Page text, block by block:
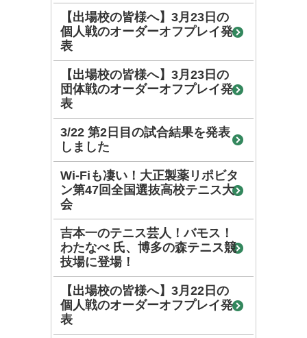
【出場校の皆様へ】3月23日の
個人戦のオーダーオフプレイ発
表
【出場校の皆様へ】3月23日の
団体戦のオーダーオフプレイ発
表
3/22 第2日目の試合結果を発表
しました
Wi-Fiも凄い！大正製薬リポビタ
ン第47回全国選抜高校テニス大
会
吉本一のテニス芸人！バモス！
わたなべ 氏、博多の森テニス競
技場に登場！
【出場校の皆様へ】3月22日の
個人戦のオーダーオフプレイ発
表